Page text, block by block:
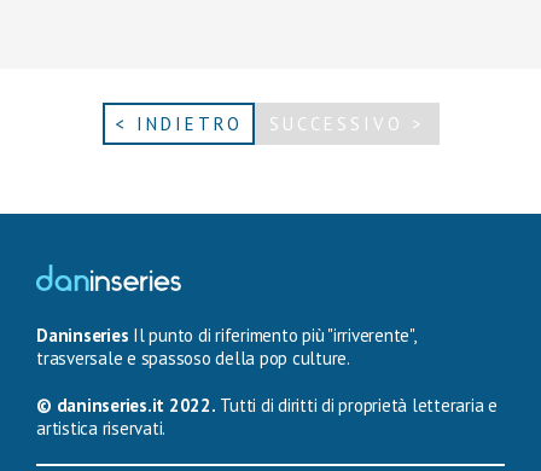
< INDIETRO SUCCESSIVO >
Daninseries Il punto di riferimento più "irriverente",
trasversale e spassoso della pop culture.
© daninseries.it 2022. Tutti di diritti di proprietà letteraria e
artistica riservati.